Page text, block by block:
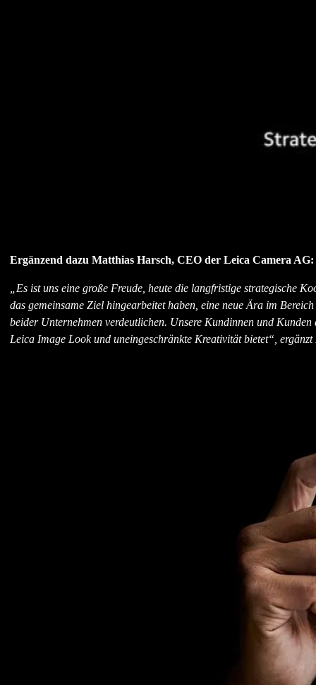
Ergänzend dazu Matthias Harsch, CEO der Leica Camera AG:
„Es ist uns eine große Freude, heute die langfristige strategische
das gemeinsame Ziel hingearbeitet haben, eine neue Ära im
beider Unternehmen verdeutlichen. Unsere Kundinnen und
Leica Image Look und uneingeschränkte Kreativität bietet“,